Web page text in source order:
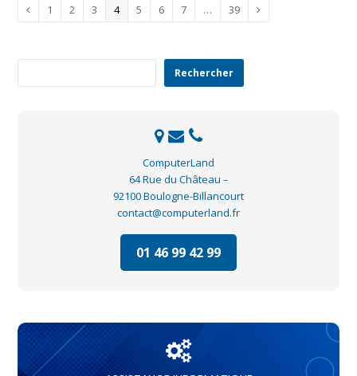
Précédent
Page
1 Page
2 Page
3 Page
4 Page
5 Page
6 Page
7 … Page
39 Suivant
Rechercher
ComputerLand
64 Rue du Château –
92100 Boulogne-Billancourt
contact@computerland.fr
01 46 99 42 99